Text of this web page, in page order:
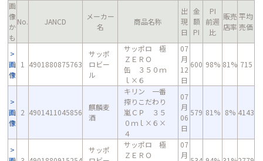
画
像
か
も
No. JANCD
メーカー
名
商品名称
出
現
日
金
額
PI
PI
前週
比
販売
店率
平均
売価
画
像
1 4901880875763
サッポ
ロビー
ル
サッポロ 極
ＺＥＲＯ
缶 ３５０ｍ
ｌ×６
07
月
12
日
600 98% 81% 715
画
像
2 4901411045856
麒麟麦
酒
キリン 一番
搾りこだわり
嵐ＣＰ ３５
０ｍｌ×６×
４
07
月
06
日
579 81% 8% 4143
サッポ
サッポロ 極
ＺＥＲＯ
07
月